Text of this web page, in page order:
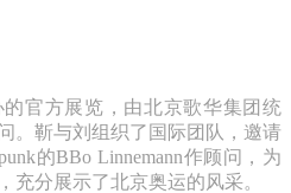
官方展览，由北京歌华集团统
。靳与刘组织了国际团队，邀请
的BBo Linnemann作顾问，为
充分展示了北京奥运的风采。